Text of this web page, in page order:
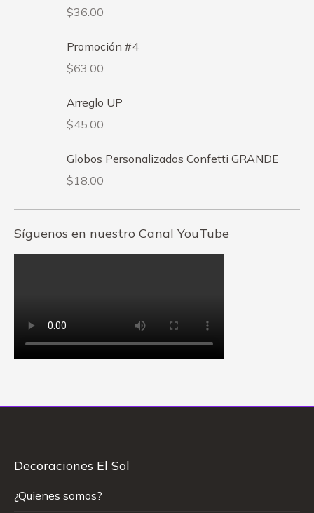
$36.00
Promoción #4
$63.00
Arreglo UP
$45.00
Globos Personalizados Confetti GRANDE
$18.00
Síguenos en nuestro Canal YouTube
Decoraciones El Sol
¿Quienes somos?